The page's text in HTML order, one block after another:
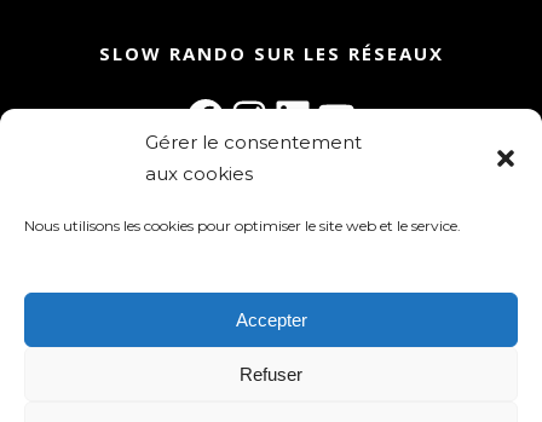
Gérer le consentement
aux cookies
Nous utilisons les cookies pour optimiser le site web et le service.
Accepter
Refuser
SLOW RANDO SUR LES RÉSEAUX
Facebook
Instagram
LinkedIn
YouTube
Rejoignez la communauté Slow Rando